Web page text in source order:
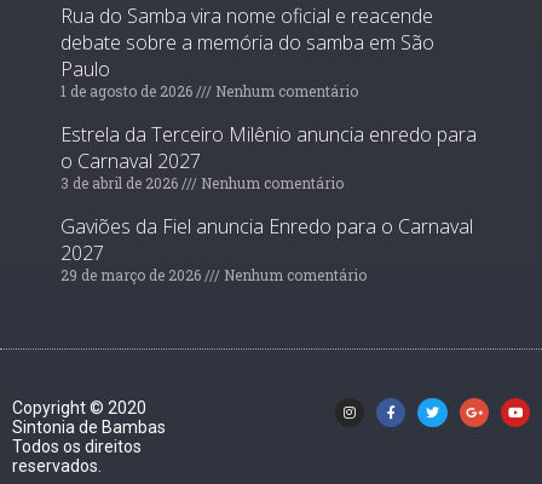
Rua do Samba vira nome oficial e reacende
debate sobre a memória do samba em São
Paulo
1 de agosto de 2026 Nenhum comentário
Estrela da Terceiro Milênio anuncia enredo para
o Carnaval 2027
3 de abril de 2026 Nenhum comentário
Gaviões da Fiel anuncia Enredo para o Carnaval
2027
29 de março de 2026 Nenhum comentário
Copyright © 2020
Sintonia de Bambas
Todos os direitos
reservados.